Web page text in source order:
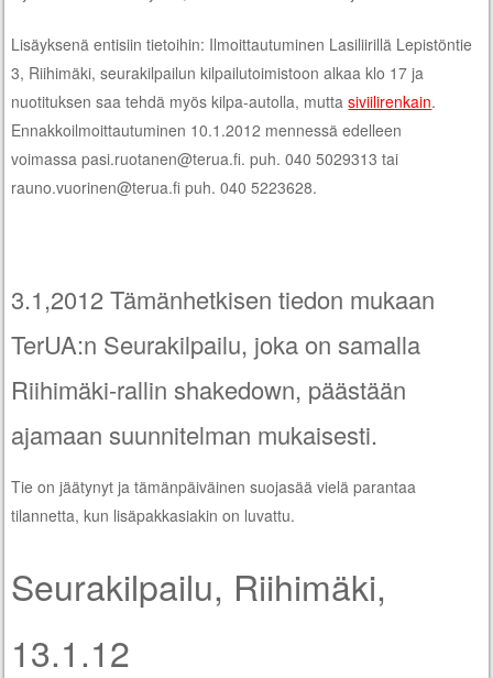
Lisäyksenä entisiin tietoihin: Ilmoittautuminen Lasiliirillä Lepistöntie
3, Riihimäki, seurakilpailun kilpailutoimistoon alkaa klo 17 ja
nuotituksen saa tehdä myös kilpa-autolla, muttasiviilirenkain.
Ennakkoilmoittautuminen 10.1.2012 mennessä edelleen
voimassa pasi.ruotanen@terua.fi. puh. 040 5029313 tai
rauno.vuorinen@terua.fi puh. 040 5223628.
3.1,2012 Tämänhetkisen tiedon mukaan
TerUA:n Seurakilpailu, joka on samalla
Riihimäki-rallin shakedown, päästään
ajamaan suunnitelman mukaisesti.
Tie on jäätynyt ja tämänpäiväinen suojasää vielä parantaa
tilannetta, kun lisäpakkasiakin on luvattu.
Seurakilpailu, Riihimäki,
13.1.12